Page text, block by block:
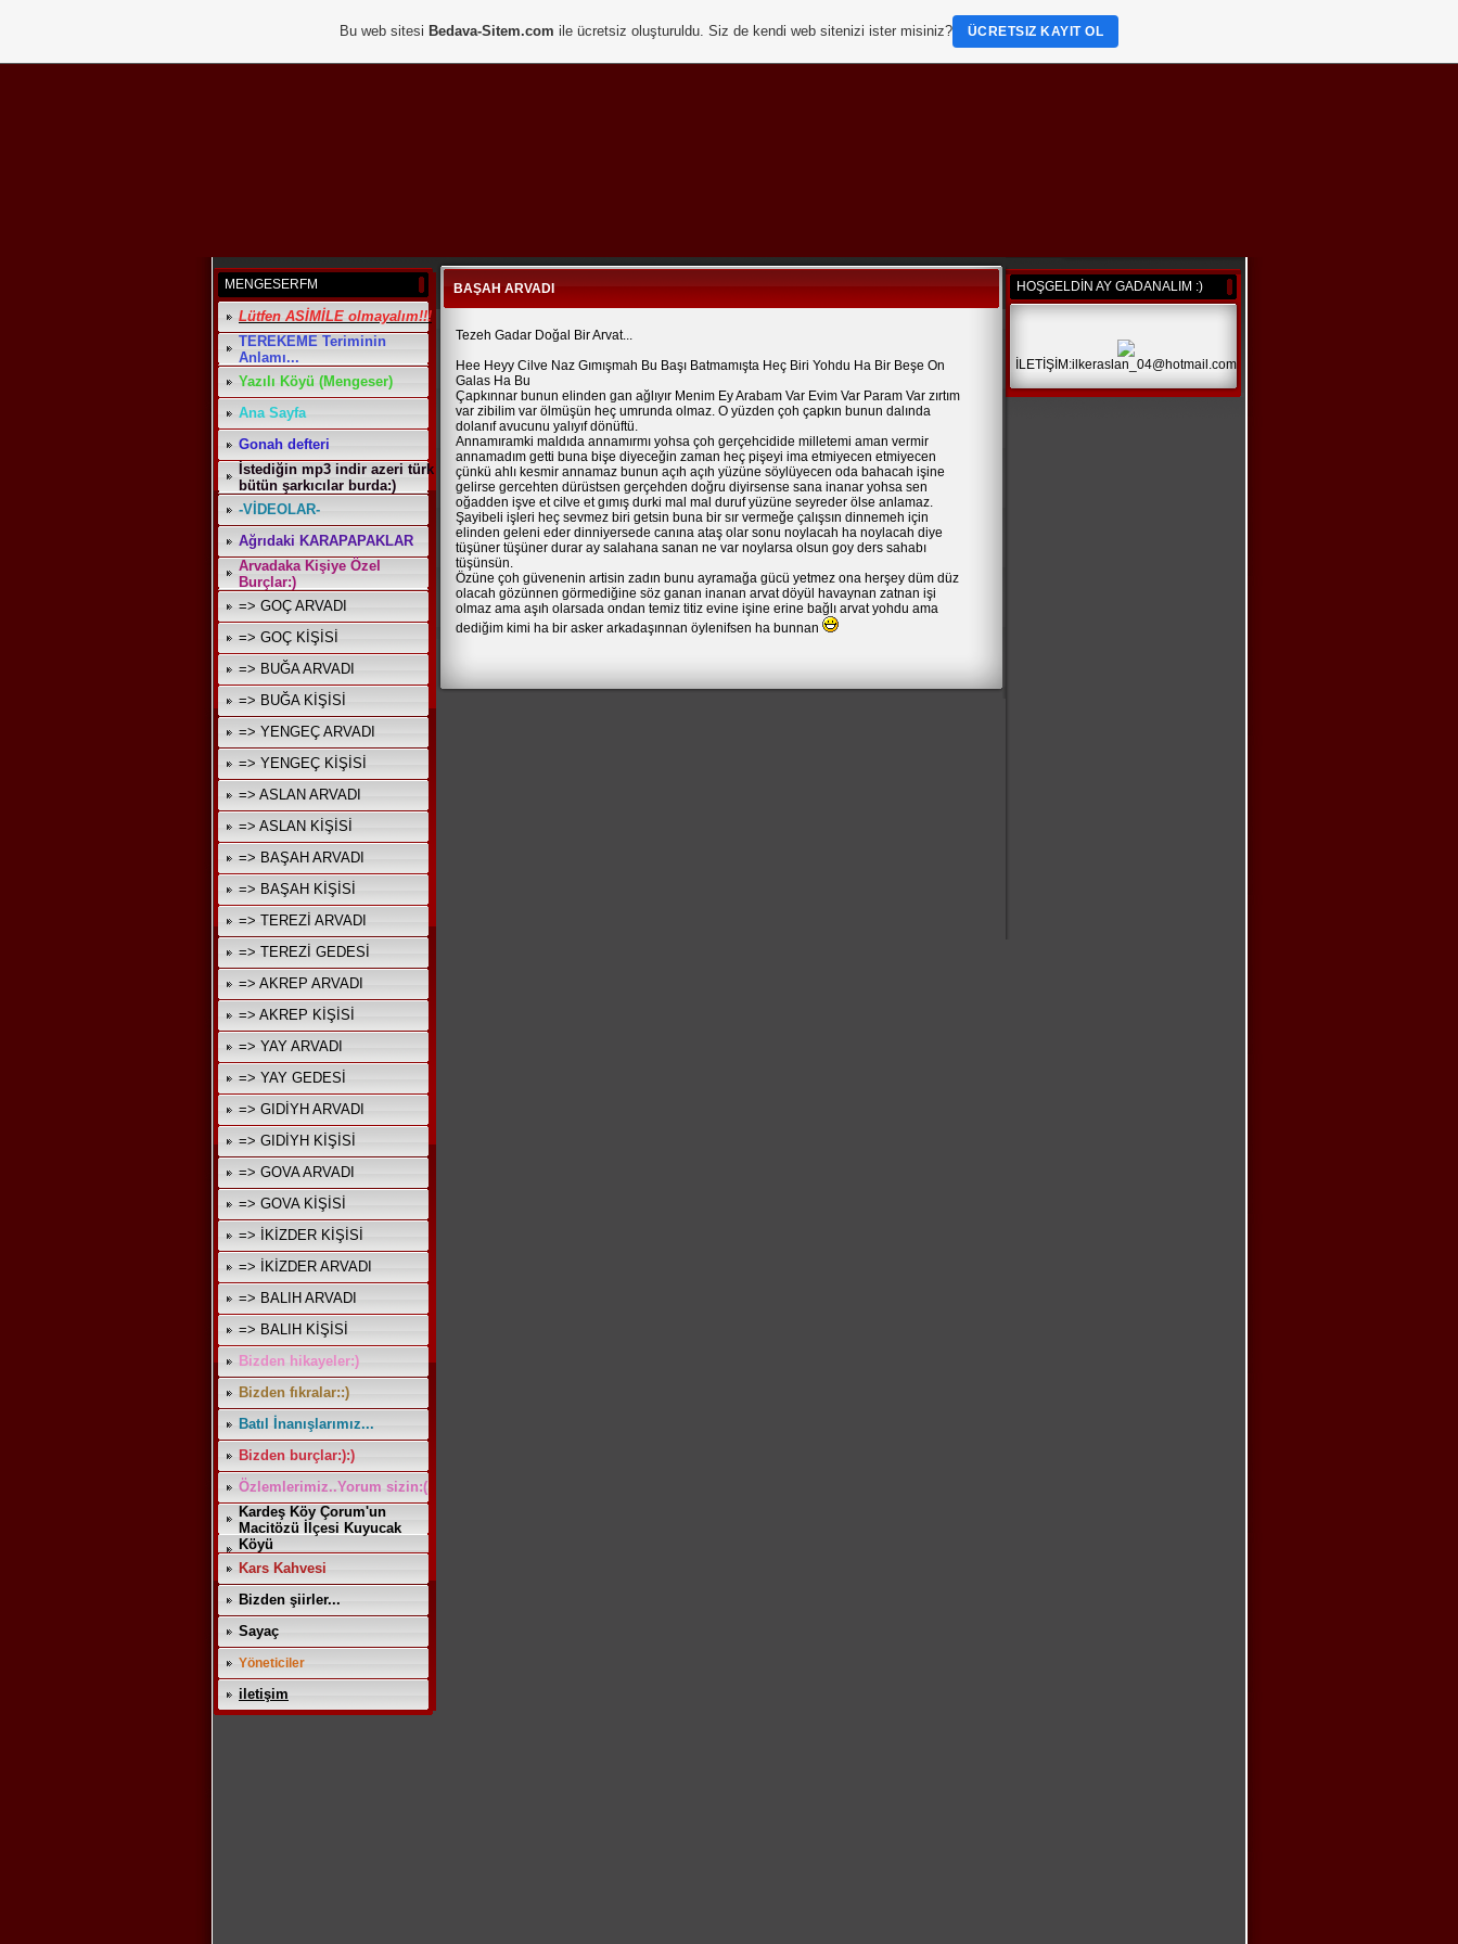
MENGESERFM
Lütfen ASİMİLE olmayalım!!!
TEREKEME Teriminin
Anlamı...
Yazılı Köyü (Mengeser)
Ana Sayfa
Gonah defteri
İstediğin mp3 indir azeri türk
bütün şarkıcılar burda:)
-VİDEOLAR-
Ağrıdaki KARAPAPAKLAR
Arvadaka Kişiye Özel
Burçlar:)
=> GOÇ ARVADI
=> GOÇ KİŞİSİ
=> BUĞA ARVADI
=> BUĞA KİŞİSİ
=> YENGEÇ ARVADI
=> YENGEÇ KİŞİSİ
=> ASLAN ARVADI
=> ASLAN KİŞİSİ
=> BAŞAH ARVADI
=> BAŞAH KİŞİSİ
=> TEREZİ ARVADI
=> TEREZİ GEDESİ
=> AKREP ARVADI
=> AKREP KİŞİSİ
=> YAY ARVADI
=> YAY GEDESİ
=> GIDİYH ARVADI
=> GIDİYH KİŞİSİ
=> GOVA ARVADI
=> GOVA KİŞİSİ
=> İKİZDER KİŞİSİ
=> İKİZDER ARVADI
=> BALIH ARVADI
=> BALIH KİŞİSİ
Bizden hikayeler:)
Bizden fıkralar::)
Batıl İnanışlarımız...
Bizden burçlar:):)
Özlemlerimiz..Yorum sizin:(
Kardeş Köy Çorum'un
Macitözü İlçesi Kuyucak
Köyü
Kars Kahvesi
Bizden şiirler...
Sayaç
Yöneticiler
iletişim
BAŞAH ARVADI
Tezeh Gadar Doğal Bir Arvat...
Hee Heyy Cilve Naz Gımışmah Bu Başı Batmamışta Heç Biri Yohdu Ha Bir Beşe On
Galas Ha Bu
Çapkınnar bunun elinden gan ağlıyır Menim Ey Arabam Var Evim Var Param Var zırtım
var zibilim var ölmüşün heç umrunda olmaz. O yüzden çoh çapkın bunun dalında
dolanıf avucunu yalıyıf dönüftü.
Annamıramki maldıda annamırmı yohsa çoh gerçehcidide milletemi aman vermir
annamadım getti buna bişe diyeceğin zaman heç pişeyi ima etmiyecen etmiyecen
çünkü ahlı kesmir annamaz bunun açıh açıh yüzüne söylüyecen oda bahacah işine
gelirse gercehten dürüstsen gerçehden doğru diyirsense sana inanar yohsa sen
oğadden işve et cilve et gımış durki mal mal duruf yüzüne seyreder ölse anlamaz.
Şayibeli işleri heç sevmez biri getsin buna bir sır vermeğe çalışsın dinnemeh için
elinden geleni eder dinniyersede canına ataş olar sonu noylacah ha noylacah diye
tüşüner tüşüner durar ay salahana sanan ne var noylarsa olsun goy ders sahabı
tüşünsün.
Özüne çoh güvenenin artisin zadın bunu ayramağa gücü yetmez ona herşey düm düz
olacah gözünnen görmediğine söz ganan inanan arvat döyül havaynan zatnan işi
olmaz ama aşıh olarsada ondan temiz titiz evine işine erine bağlı arvat yohdu ama
dediğim kimi ha bir asker arkadaşınnan öylenifsen ha bunnan
HOŞGELDİN AY GADANALIM :)
İLETİŞİM:ilkeraslan_04@hotmail.com
Bu web sitesi Bedava-Sitem.com ile ücretsiz oluşturuldu. Siz de kendi web sitenizi ister misiniz? ÜCRETSIZ KAYIT OL